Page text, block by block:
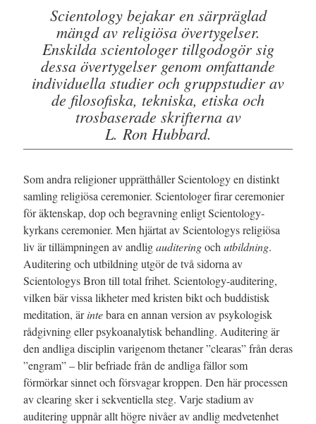
Scientology bejakar en särpräglad
mängd av religiösa övertygelser.
Enskilda scientologer tillgodogör sig
dessa övertygelser genom omfattande
individuella studier och gruppstudier av
de filosofiska, tekniska, etiska och
trosbaserade skrifterna av
L. Ron Hubbard.
Som andra religioner upprätthåller Scientology en distinkt
samling religiösa ceremonier. Scientologer firar ceremonier
för äktenskap, dop och begravning enligt Scientology-
kyrkans ceremonier. Men hjärtat av Scientologys religiösa
liv är tillämpningen av andligauditeringoch utbildning.
Auditering och utbildning utgör de två sidorna av
Scientologys Bron till total frihet. Scientology-auditering,
vilken bär vissa likheter med kristen bikt och buddistisk
meditation, ärintebara en annan version av psykologisk
rådgivning eller psykoanalytisk behandling. Auditering är
den andliga disciplin varigenom thetaner ”clearas” från deras
”engram” – blir befriade från de andliga fällor som
förmörkar sinnet och försvagar kroppen. Den här processen
av clearing sker i sekventiella steg. Varje stadium av
auditering uppnår allt högre nivåer av andlig medvetenhet